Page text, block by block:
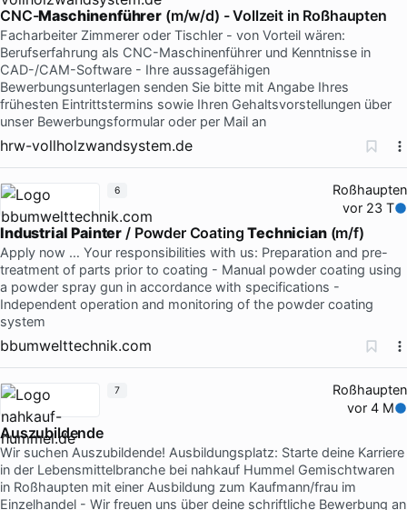
CNC-Maschinenführer(m/w/d) - Vollzeit in Roßhaupten
Facharbeiter Zimmerer oder Tischler - von Vorteil wären:
Berufserfahrung als CNC-Maschinenführer und Kenntnisse in
CAD-/CAM-Software - Ihre aussagefähigen
Bewerbungsunterlagen senden Sie bitte mit Angabe Ihres
frühesten Eintrittstermins sowie Ihren Gehaltsvorstellungen über
unser Bewerbungsformular oder per Mail an
hrw-vollholzwandsystem.de
Roßhaupten
vor 23 T
Industrial Painter / Powder CoatingTechnician(m/f)
Apply now … Your responsibilities with us: Preparation and pre-
treatment of parts prior to coating - Manual powder coating using
a powder spray gun in accordance with specifications -
Independent operation and monitoring of the powder coating
system
bbumwelttechnik.com
6
Roßhaupten
vor 4 M
Auszubildende
Wir suchen Auszubildende! Ausbildungsplatz: Starte deine Karriere
in der Lebensmittelbranche bei nahkauf Hummel Gemischtwaren
in Roßhaupten mit einer Ausbildung zum Kaufmann/frau im
Einzelhandel - Wir freuen uns über deine schriftliche Bewerbung an
7